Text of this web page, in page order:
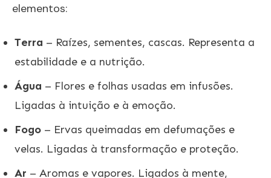
elementos:
Terra – Raízes, sementes, cascas. Representa a
estabilidade e a nutrição.
Água – Flores e folhas usadas em infusões.
Ligadas à intuição e à emoção.
Fogo – Ervas queimadas em defumações e
velas. Ligadas à transformação e proteção.
Ar – Aromas e vapores. Ligados à mente,